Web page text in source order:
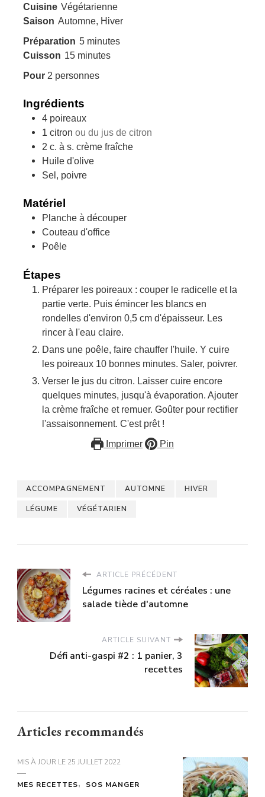
Cuisine Végétarienne
Saison Automne, Hiver
Préparation 5minutes
minutes
Cuisson 15minutes
minutes
Pour 2 personnes
Ingrédients
4 poireaux
1 citron ou du jus de citron
2 c. à s. crème fraîche
Huile d'olive
Sel, poivre
Matériel
Planche à découper
Couteau d'office
Poêle
Étapes
Préparer les poireaux : couper le radicelle et la
partie verte. Puis émincer les blancs en
rondelles d'environ 0,5 cm d'épaisseur. Les
rincer à l'eau claire.
Dans une poêle, faire chauffer l'huile. Y cuire
les poireaux 10 bonnes minutes. Saler, poivrer.
Verser le jus du citron. Laisser cuire encore
quelques minutes, jusqu'à évaporation. Ajouter
la crème fraîche et remuer. Goûter pour rectifier
l'assaisonnement. C'est prêt !
Imprimer
Pin
ACCOMPAGNEMENT AUTOMNE HIVER
LÉGUME VÉGÉTARIEN
ARTICLE PRÉCÉDENT
Légumes racines et céréales : une
salade tiède d'automne
ARTICLE SUIVANT
Défi anti-gaspi #2 : 1 panier, 3
recettes
Articles recommandés
MIS À JOUR LE 25 JUILLET 2022
MES RECETTES SOS MANGER